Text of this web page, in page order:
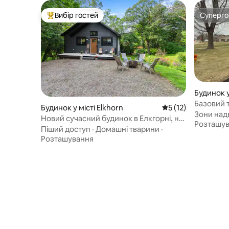
Топ вибір гостей
Вибір гостей
Будинок у місті Elkhorn Середня оцінка: 5
5 (12)
Новий сучасний будинок в Елкгорні, на
озері Вандавега
Піший доступ · Домашні тварини ·
Розташування
Будинок
Базовий
Зони